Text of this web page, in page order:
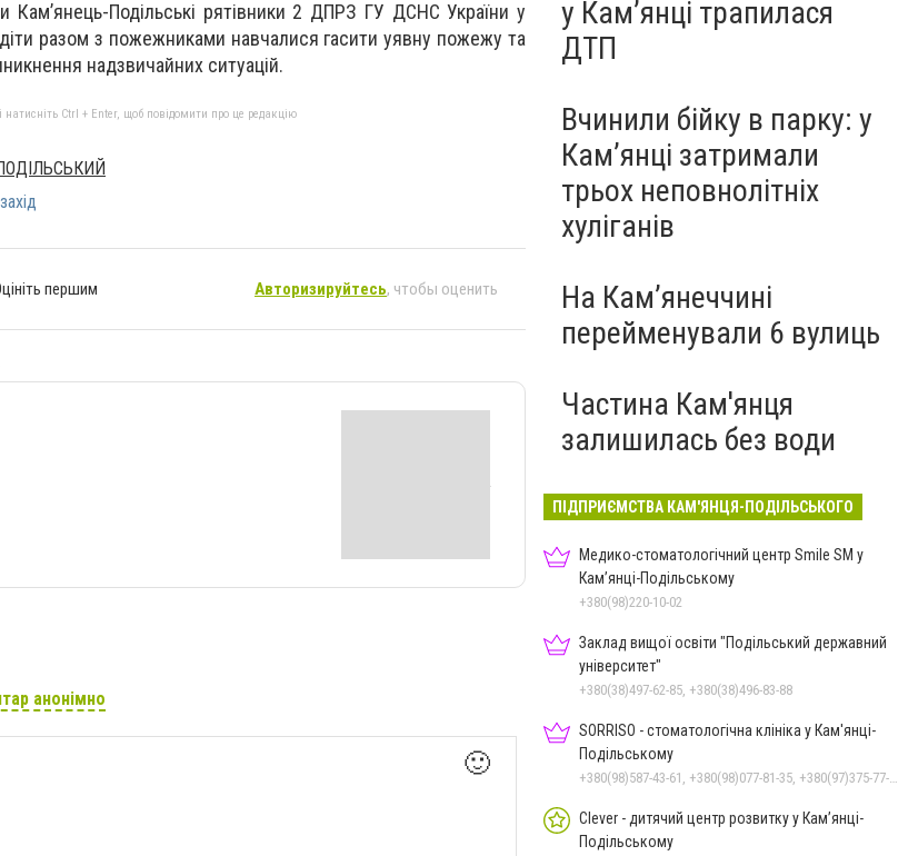
Кам’янець-Подільські рятівники 2 ДПРЗ ГУ ДСНС України у
діти разом з пожежниками навчалися гасити уявну пожежу та
надзвичайних ситуацій.
Ctrl + Enter, щоб повідомити про це редакцію
першим Авторизируйтесь, чтобы оценить
анонімно
🙂
у Камʼянці трапилася
ДТП
Вчинили бійку в парку: у
Кам’янці затримали
трьох неповнолітніх
хуліганів
На Камʼянеччині
перейменували 6 вулиць
Частина Кам'янця
залишилась без води
ПІДПРИЄМСТВА КАМ'ЯНЦЯ-ПОДІЛЬСЬКОГО
Медико-стоматологічний центр Smile SM у
Кам’янці-Подільському
+380(98)220-10-02
Заклад вищої освіти "Подільський державний
університет"
+380(38)497-62-85, +380(38)496-83-88
SORRISO - стоматологічна клініка у Кам'янці-
Подільському
+380(98)587-43-61, +380(98)077-81-35, +380(97)375-77-72, +380(97)982-31-07
Clever - дитячий центр розвитку у Кам’янці-
Подільському